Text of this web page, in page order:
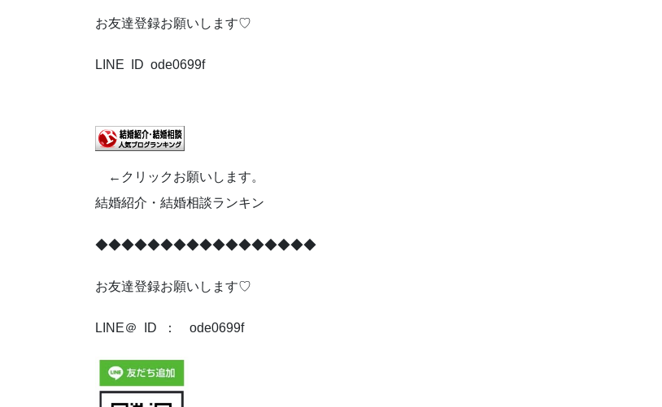
お友達登録お願いします♡
LINE ID ode0699f
←クリックお願いします。
結婚紹介・結婚相談ランキン
◆◆◆◆◆◆◆◆◆◆◆◆◆◆◆◆◆
お友達登録お願いします♡
LINE＠ ID ： ode0699f